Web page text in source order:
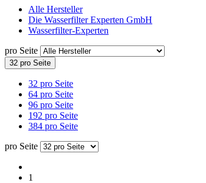
Alle Hersteller
Die Wasserfilter Experten GmbH
Wasserfilter-Experten
pro Seite
32 pro Seite
32 pro Seite
64 pro Seite
96 pro Seite
192 pro Seite
384 pro Seite
pro Seite
1